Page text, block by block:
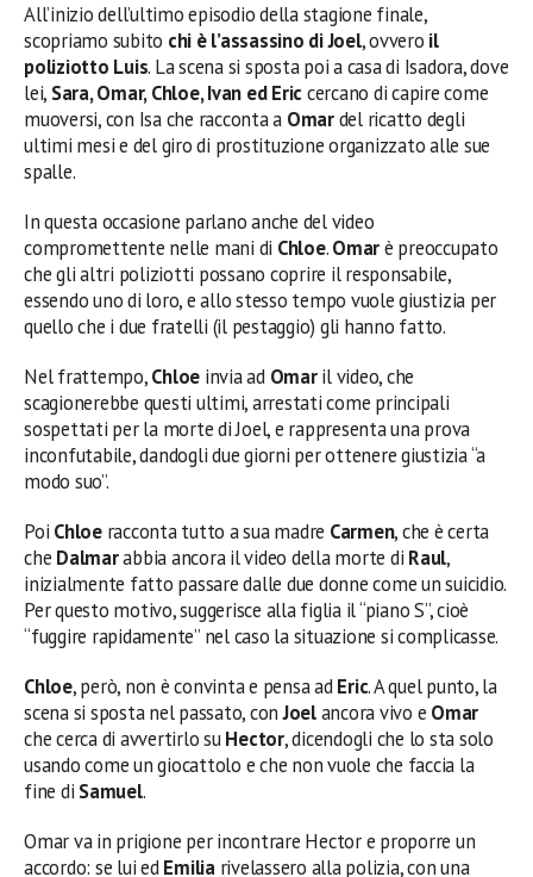
All’inizio dell’ultimo episodio della stagione finale,
scopriamo subito chi è l’assassino diJoel, ovvero il
poliziotto Luis. La scena si sposta poi a casa di Isadora, dove
lei, Sara, Omar, Chloe, Ivan ed Eric cercano di capire come
muoversi, con Isa che racconta a Omardel ricatto degli
ultimi mesi e del giro di prostituzione organizzato alle sue
spalle.
In questa occasione parlano anche del video
compromettente nelle mani di Chloe.Omarè preoccupato
che gli altri poliziotti possano coprire il responsabile,
essendo uno di loro, e allo stesso tempo vuole giustizia per
quello che i due fratelli (il pestaggio) gli hanno fatto.
Nel frattempo,Chloe invia ad Omaril video, che
scagionerebbe questi ultimi, arrestati come principali
sospettati per la morte di Joel, e rappresenta una prova
inconfutabile, dandogli due giorni per ottenere giustizia “a
modo suo”.
Poi Chloeracconta tutto a sua madre Carmen, che è certa
che Dalmarabbia ancora il video della morte di Raul,
inizialmente fatto passare dalle due donne come un suicidio.
Per questo motivo, suggerisce alla figlia il “piano S”, cioè
“fuggire rapidamente” nel caso la situazione si complicasse.
Chloe, però, non è convinta e pensa adEric. A quel punto, la
scena si sposta nel passato, conJoelancora vivo e Omar
che cerca di avvertirlo suHector, dicendogli che lo sta solo
usando come un giocattolo e che non vuole che faccia la
fine di Samuel.
Omar va in prigione per incontrare Hector e proporre un
accordo: se lui edEmiliarivelassero alla polizia, con una